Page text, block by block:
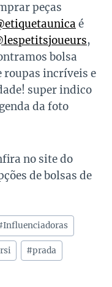
peças
é
,
bolsa
roupas incríveis e
super indico
da foto
no site do
de bolsas de
Influenciadoras
#prada